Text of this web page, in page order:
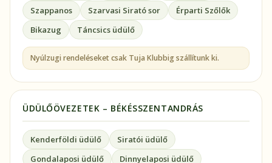
Szappanos
Szarvasi Sirató sor
Érparti Szőlők
Bikazug
Táncsics üdülő
Nyúlzugi rendeléseket csak Tuja Klubbig szállítunk ki.
ÜDÜLŐÖVEZETEK – BÉKÉSSZENTANDRÁS
Kenderföldi üdülő
Siratói üdülő
Gondalaposi üdülő
Dinnyelaposi üdülő